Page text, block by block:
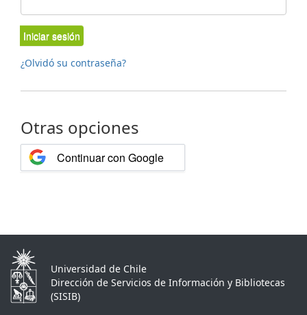
Iniciar sesión
¿Olvidó su contraseña?
Otras opciones
Continuar con Google
Universidad de Chile
Dirección de Servicios de Información y Bibliotecas
(SISIB)